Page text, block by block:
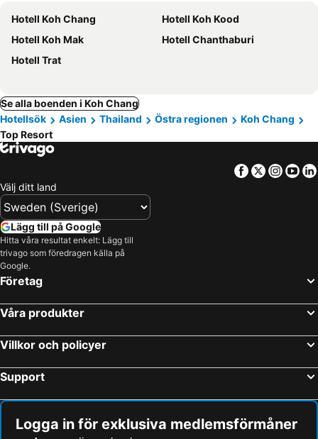
Hotell Koh Chang
Hotell Koh Kood
Hotell Koh Mak
Hotell Chanthaburi
Hotell Trat
Se alla boenden i Koh Chang
Hotellsök
Asien Thailand Östra regionen
Koh Chang
Top Resort
Facebook
Twitter
Välj ditt land
Lägg till på Google
Hitta våra resultat enkelt: Lägg till
trivago som föredragen källa på
Google.
Företag
Våra produkter
Villkor och policyer
Support
Logga in för exklusiva medlemsförmåner